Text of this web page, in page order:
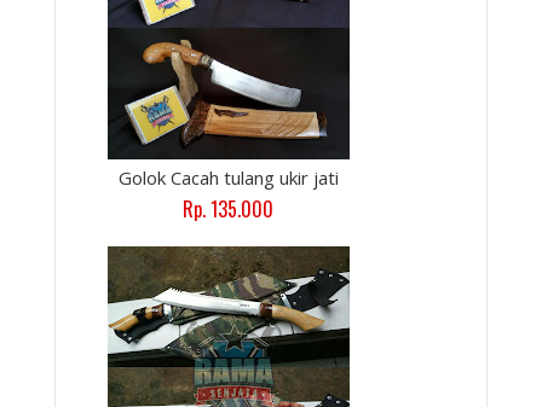
Golok Cacah tulang ukir jati
Rp. 135.000